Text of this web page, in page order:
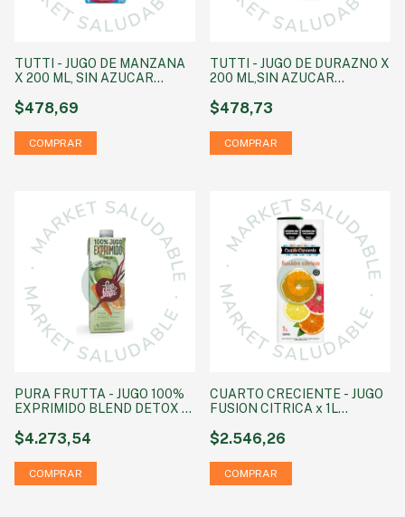
TUTTI - JUGO DE MANZANA
X 200 ML, SIN AZUCAR
$478,69
TUTTI - JUGO DE DURAZNO X
200 ML,SIN AZUCAR
$478,73
PURA FRUTTA - JUGO 100%
EXPRIMIDO BLEND DETOX - 1
$4.273,54
CUARTO CRECIENTE - JUGO
FUSION CITRICA x 1L
$2.546,26